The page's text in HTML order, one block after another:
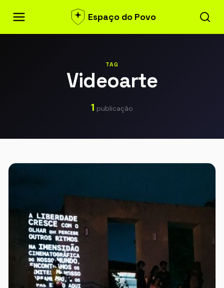
Espaço do Povo
TAG
Videoarte
1 publicação